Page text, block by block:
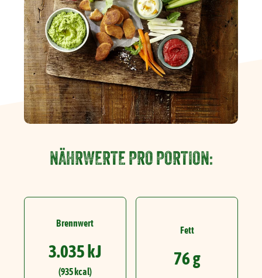
NÄHRWERTE PRO PORTION:
Brennwert
3.035 kJ
(935 kcal)
Fett
76 g